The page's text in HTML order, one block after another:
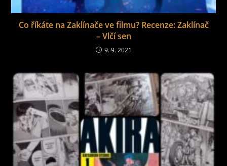
Co říkáte na Zaklínače ve filmu? Recenze: Zaklínač
– Vlčí sen
9. 9. 2021